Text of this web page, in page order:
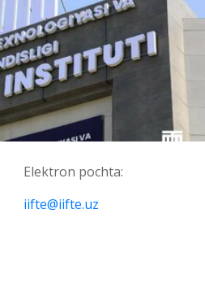
Elektron pochta:
iifte@iifte.uz